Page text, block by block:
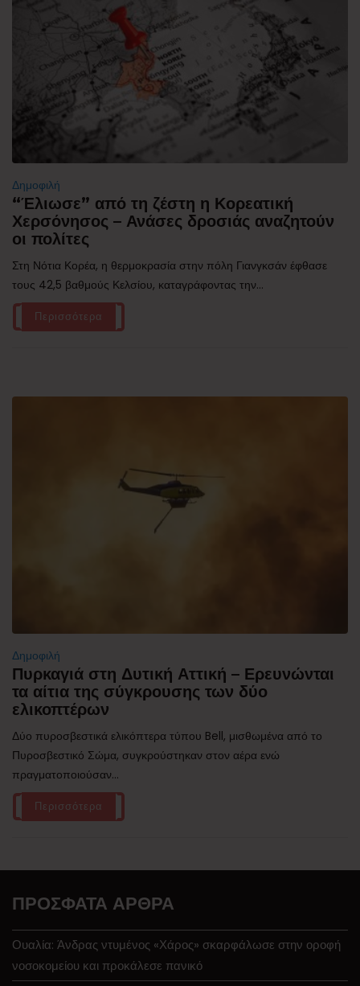
Δημοφιλή
“Έλιωσε” από τη ζέστη η Κορεατική
Χερσόνησος – Ανάσες δροσιάς αναζητούν
οι πολίτες
Στη Νότια Κορέα, η θερμοκρασία στην πόλη Γιανγκσάν έφθασε
τους 42,5 βαθμούς Κελσίου, καταγράφοντας την...
Περισσότερα
Δημοφιλή
Πυρκαγιά στη Δυτική Αττική – Ερευνώνται
τα αίτια της σύγκρουσης των δύο
ελικοπτέρων
Δύο πυροσβεστικά ελικόπτερα τύπου Bell, μισθωμένα από το
Πυροσβεστικό Σώμα, συγκρούστηκαν στον αέρα ενώ
πραγματοποιούσαν...
Περισσότερα
ΠΡΌΣΦΑΤΑ ΆΡΘΡΑ
Ουαλία: Άνδρας ντυμένος «Χάρος» σκαρφάλωσε στην οροφή
νοσοκομείου και προκάλεσε πανικό